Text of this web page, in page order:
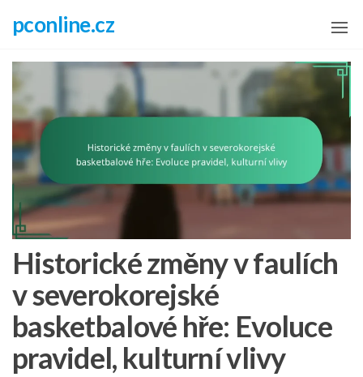
content
pconline.cz
Historické změny v faulích
v severokorejské
basketbalové hře: Evoluce
pravidel, kulturní vlivy